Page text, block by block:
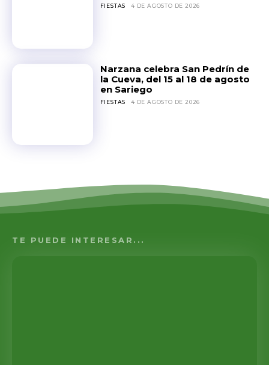
FIESTAS 4 DE AGOSTO DE 2026
Narzana celebra San Pedrín de
la Cueva, del 15 al 18 de agosto
en Sariego
FIESTAS 4 DE AGOSTO DE 2026
TE PUEDE INTERESAR...